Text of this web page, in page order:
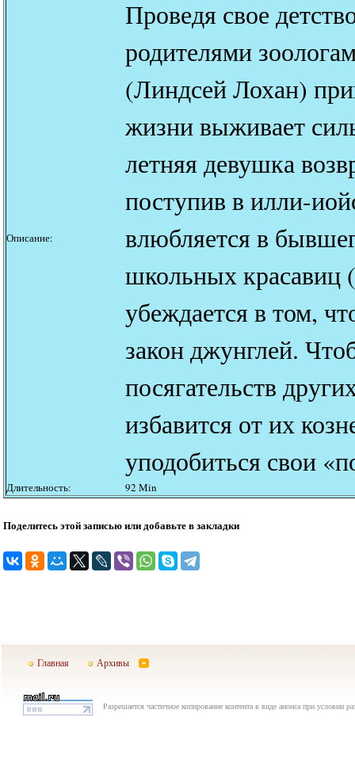
Описание:
Проведя свое
родителями
(Линдсей Лохан)
жизни выживает
летняя девушка
поступив в илли-
влюбляется в
школьных красавиц
убеждается в том,
закон джунглей.
посягательств
избавится от их
уподобиться свои
Длительность: 92 Min
Поделитесь этой записью или добавьте в закладки
Главная Архивы
Разрешается частичное копирование контента в виде анонса при условии